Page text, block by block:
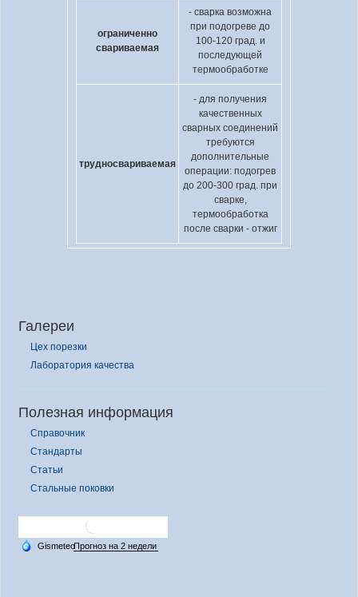
ограниченно
свариваемая
- сварка возможна
при подогреве до
100-120 град. и
последующей
термообработке
трудносвариваемая
- для получения
качественных
сварных соединений
требуются
дополнительные
операции: подогрев
до 200-300 град. при
сварке,
термообработка
после сварки - отжиг
Галереи
Цех порезки
Лаборатория качества
Полезная информация
Справочник
Стандарты
Статьи
Стальные поковки